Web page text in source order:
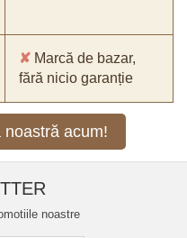
✘ Marcă de bazar,
fără nicio garanție
noastră acum!
noastre